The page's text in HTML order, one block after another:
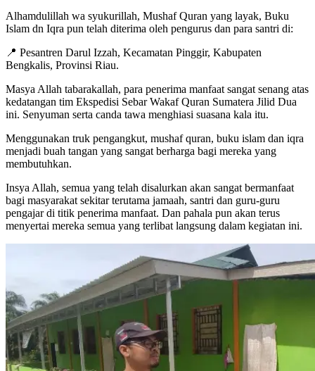
Alhamdulillah wa syukurillah, Mushaf Quran yang layak, Buku
Islam dn Iqra pun telah diterima oleh pengurus dan para santri di:
📍 Pesantren Darul Izzah, Kecamatan Pinggir, Kabupaten
Bengkalis, Provinsi Riau.
Masya Allah tabarakallah, para penerima manfaat sangat senang atas
kedatangan tim Ekspedisi Sebar Wakaf Quran Sumatera Jilid Dua
ini. Senyuman serta canda tawa menghiasi suasana kala itu.
Menggunakan truk pengangkut, mushaf quran, buku islam dan iqra
menjadi buah tangan yang sangat berharga bagi mereka yang
membutuhkan.
Insya Allah, semua yang telah disalurkan akan sangat bermanfaat
bagi masyarakat sekitar terutama jamaah, santri dan guru-guru
pengajar di titik penerima manfaat. Dan pahala pun akan terus
menyertai mereka semua yang terlibat langsung dalam kegiatan ini.